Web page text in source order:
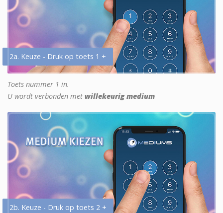
2a. Keuze - Druk op toets 1 +
Toets nummer 1 in.
U wordt verbonden met willekeurig medium
2b. Keuze - Druk op toets 2 +